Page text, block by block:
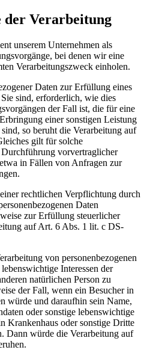
der Verarbeitung
unserem Unternehmen als
bei denen wir eine
Verarbeitungszweck einholen.
Daten zur Erfüllung eines
sind, erforderlich, wie dies
der Fall ist, die für eine
einer sonstigen Leistung
so beruht die Verarbeitung auf
gilt für solche
vorvertraglicher
in Fällen von Anfragen zur
rechtlichen Verpflichtung durch
Daten
zur Erfüllung steuerlicher
auf Art. 6 Abs. 1 lit. c DS-
von personenbezogenen
Interessen der
natürlichen Person zu
der Fall, wenn ein Besucher in
würde und daraufhin sein Name,
oder sonstige lebenswichtige
Krankenhaus oder sonstige Dritte
Dann würde die Verarbeitung auf